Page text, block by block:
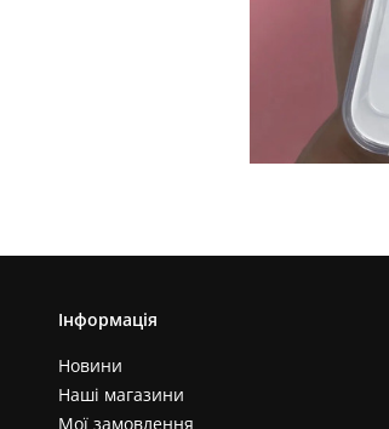
Інформація
Новини
Наші магазини
Мої замовлення